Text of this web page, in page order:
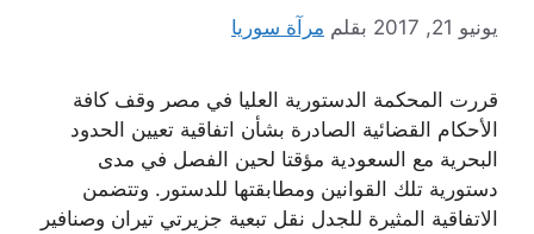
يونيو 21, 2017 بقلم مرآة سوريا
قررت المحكمة الدستورية العليا في مصر وقف كافة
الأحكام القضائية الصادرة بشأن اتفاقية تعيين الحدود
البحرية مع السعودية مؤقتا لحين الفصل في مدى
دستورية تلك القوانين ومطابقتها للدستور. وتتضمن
الاتفاقية المثيرة للجدل نقل تبعية جزيرتي تيران وصنافير